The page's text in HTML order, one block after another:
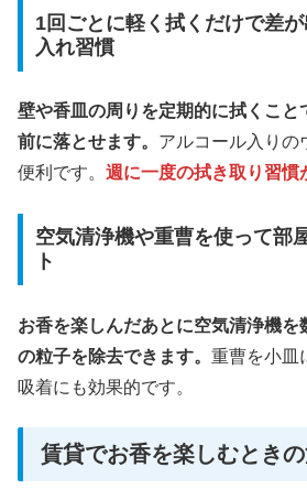
1回ごとに軽く拭くだけで差
入れ習慣
壁や香皿の周りを定期的に拭くこと
前に落とせます。 アルコール入りの
便利です。 週に一度の拭き取り習慣
空気清浄機や重曹を使って部
ト
お香を楽しんだあとに空気清浄機を
の粒子を除去できます。 重曹を小皿
吸着にも効果的です。
賃貸でお香を楽しむとき